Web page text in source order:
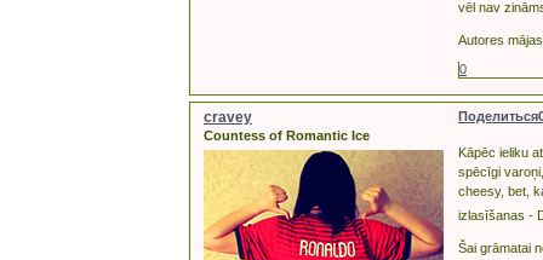
vēl nav
Autores
0
Поделиться
cravey
Countess of Romantic Ice
Kāpēc ieliku
spēcīgi
cheesy, bet,
izlasīšanas -
Šai grāmatai